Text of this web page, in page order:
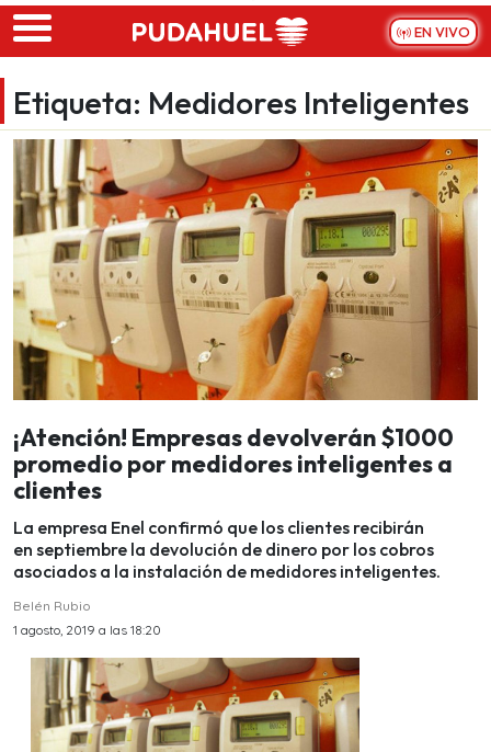
Skip to main content
EN VIVO
Etiqueta: Medidores Inteligentes
¡Atención! Empresas devolverán $1000
promedio por medidores inteligentes a
clientes
La empresa Enel confirmó que los clientes recibirán
en septiembre la devolución de dinero por los cobros
asociados a la instalación de medidores inteligentes.
Belén Rubio
1 agosto, 2019 a las 18:20